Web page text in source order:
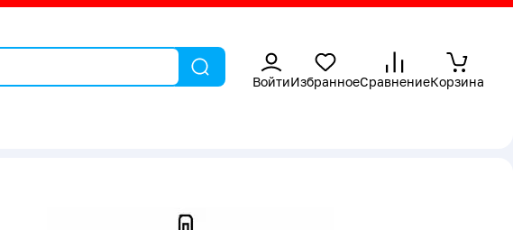
ВойтиИзбранноеСравнениеКорзина